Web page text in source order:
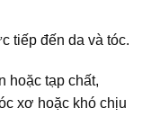
tiếp đến da và tóc.
hoặc tạp chất,
xơ hoặc khó chịu